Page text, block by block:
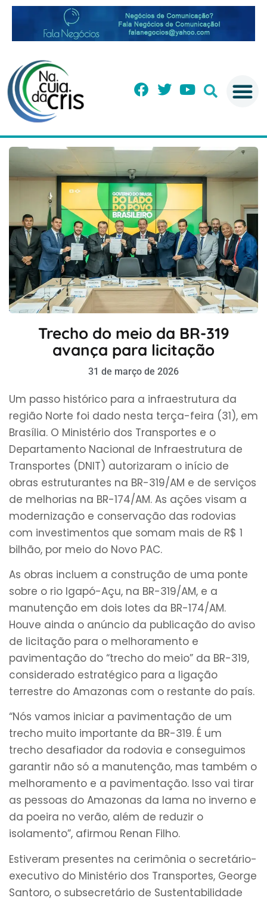
Trecho do meio da BR-319
avança para licitação
31 de março de 2026
Um passo histórico para a infraestrutura da
região Norte foi dado nesta terça-feira (31), em
Brasília. O Ministério dos Transportes e o
Departamento Nacional de Infraestrutura de
Transportes (DNIT) autorizaram o início de
obras estruturantes na BR-319/AM e de serviços
de melhorias na BR-174/AM. As ações visam a
modernização e conservação das rodovias
com investimentos que somam mais de R$ 1
bilhão, por meio do Novo PAC.
As obras incluem a construção de uma ponte
sobre o rio Igapó-Açu, na BR-319/AM, e a
manutenção em dois lotes da BR-174/AM.
Houve ainda o anúncio da publicação do aviso
de licitação para o melhoramento e
pavimentação do “trecho do meio” da BR-319,
considerado estratégico para a ligação
terrestre do Amazonas com o restante do país.
“Nós vamos iniciar a pavimentação de um
trecho muito importante da BR-319. É um
trecho desafiador da rodovia e conseguimos
garantir não só a manutenção, mas também o
melhoramento e a pavimentação. Isso vai tirar
as pessoas do Amazonas da lama no inverno e
da poeira no verão, além de reduzir o
isolamento”, afirmou Renan Filho.
Estiveram presentes na cerimônia o secretário-
executivo do Ministério dos Transportes, George
Santoro, o subsecretário de Sustentabilidade